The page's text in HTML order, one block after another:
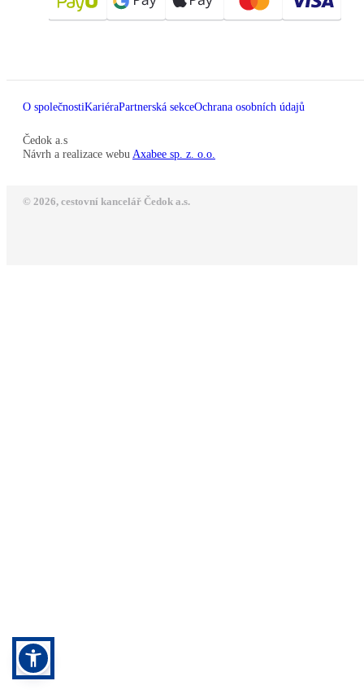
O společnostiKariéraPartnerská sekceOchrana osobních údajů
Čedok a.s
Návrh a realizace webu Axabee sp. z. o.o.
© 2026, cestovní kancelář Čedok a.s.